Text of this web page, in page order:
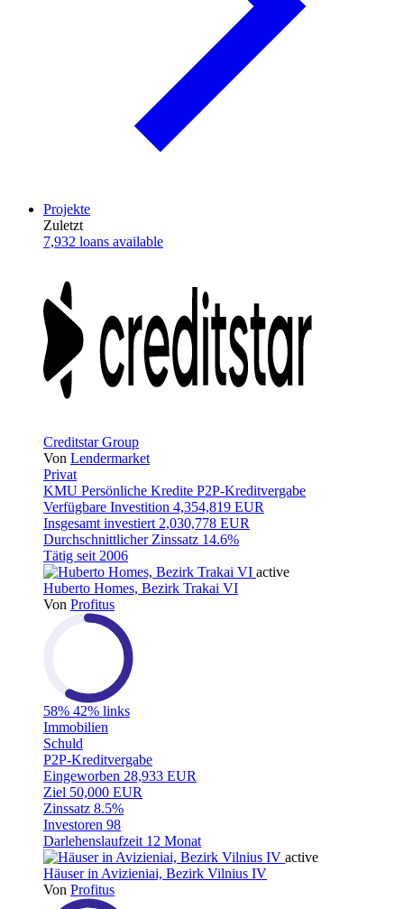
Projekte
Zuletzt
7,932 loans available
Creditstar Group
Von Lendermarket
Privat
KMU Persönliche Kredite P2P-Kreditvergabe
Verfügbare Investition 4,354,819 EUR
Insgesamt investiert 2,030,778 EUR
Durchschnittlicher Zinssatz 14.6%
Tätig seit 2006
active
Huberto Homes, Bezirk Trakai VI
Von Profitus
58% 42% links
Immobilien
Schuld
P2P-Kreditvergabe
Eingeworben 28,933 EUR
Ziel 50,000 EUR
Zinssatz 8.5%
Investoren 98
Darlehenslaufzeit 12 Monat
active
Häuser in Avizieniai, Bezirk Vilnius IV
Von Profitus